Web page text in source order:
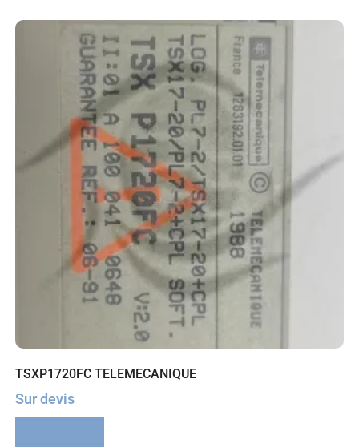
TSXP1720FC TELEMECANIQUE
Sur devis